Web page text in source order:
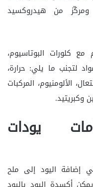
من هيدروكسيد
كلورات البوتاسيوم،
لتجنب ما يلي: حرارة،
الألومنيوم، المركبات
وكبريتيد.
يودات
إضافة اليود إلى ملح